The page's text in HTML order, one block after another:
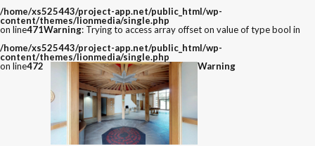
/home/xs525443/project-app.net/public_html/wp-
content/themes/lionmedia/single.php
on line471Warning: Trying to access array offset on value of type bool in
/home/xs525443/project-app.net/public_html/wp-
content/themes/lionmedia/single.php
on line472 Warning